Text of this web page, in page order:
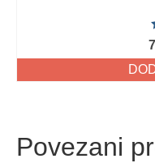
Povezani